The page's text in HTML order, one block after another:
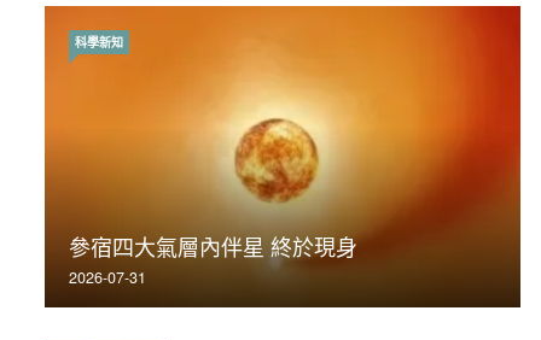
參宿四大氣層內伴星 終於現身
2026-07-31
科學新知
荃灣反黑組「砌生豬肉」砌錯O記臥底4警員
被控
2019-11-01
時事政治